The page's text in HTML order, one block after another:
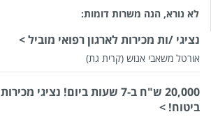
לא נורא, הנה משרות דומות:
נציגי /ות מכירות לארגון רפואי מוביל >
אורטל משאבי אנוש (קרית גת)
20,000 ש"ח ב-7 שעות ביום! נציגי מכירות
ביטוח! >